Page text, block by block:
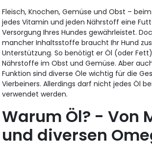
Fleisch, Knochen, Gemüse und Obst –
jedes Vitamin und jeden Nährstoff eine
Versorgung Ihres Hundes gewährleistet.
mancher Inhaltsstoffe braucht Ihr Hund
Unterstützung. So benötigt er Öl (oder
Nährstoffe im Obst und Gemüse. Aber
Funktion sind diverse Öle wichtig für die
Vierbeiners. Allerdings darf nicht jedes Öl
verwendet werden.
Warum Öl? - Von
und diversen